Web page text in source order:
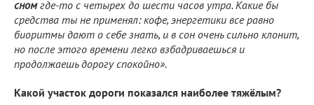
сномгде-то с четырех до шести часов утра. Какие бы
средства ты не применял: кофе, энергетики все равно
биоритмы дают о себе знать, и в сон очень сильно клонит,
но после этого времени легко взбадриваешься и
продолжаешь дорогу спокойно».
Какой участок дороги показался наиболее тяжёлым?